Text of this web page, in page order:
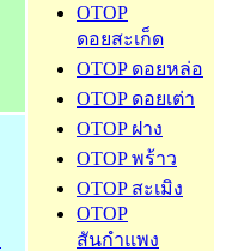
OTOP
ดอยสะเก็ด
OTOP ดอยหล่อ
OTOP ดอยเต่า
OTOP ฝาง
OTOP พร้าว
OTOP สะเมิง
OTOP
สันกำแพง